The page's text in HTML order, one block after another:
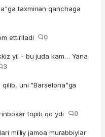
taxminan qanchaga
ettiriladi 0
yil - bu juda kam… Yana
3
uni "Barselona"ga
topib qo'ydi 0
milliy jamoa murabbiylar